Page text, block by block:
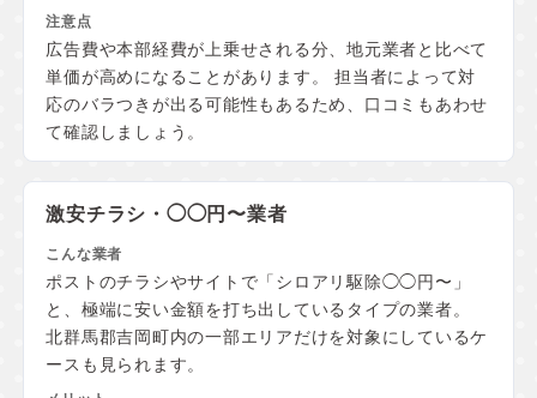
広告費や本部経費が上乗せされる分、地元業者と比べて
単価が高めになることがあります。 担当者によって対
応のバラつきが出る可能性もあるため、口コミもあわせ
て確認しましょう。
激安チラシ・◯◯円〜業者
ポストのチラシやサイトで「シロアリ駆除◯◯円〜」
と、極端に安い金額を打ち出しているタイプの業者。
北群馬郡吉岡町内の一部エリアだけを対象にしているケ
ースも見られます。